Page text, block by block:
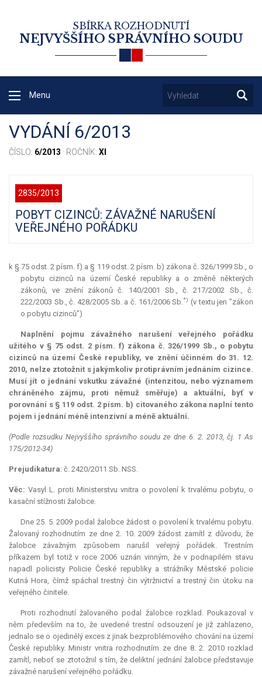
SBÍRKA ROZHODNUTÍ
NEJVYŠŠÍHO SPRÁVNÍHO SOUDU
Menu
VYDÁNÍ 6/2013
ČÍSLO: 6/2013 · ROČNÍK: XI
2835/2013
POBYT CIZINCŮ: ZÁVAŽNÉ NARUŠENÍ
VEŘEJNÉHO POŘÁDKU
k § 75 odst. 2 písm. f) a § 119 odst. 2 písm. b) zákona č. 326/1999 Sb., o
pobytu cizinců na území České republiky a o změně některých
zákonů, ve znění zákonů č. 140/2001 Sb., č. 217/2002 Sb., č.
222/2003 Sb., č. 428/2005 Sb. a č. 161/2006 Sb.*) (v textu jen "zákon
o pobytu cizinců")
Naplnění pojmu závažného narušení veřejného pořádku
užitého v § 75 odst. 2 písm. f) zákona č. 326/1999 Sb., o pobytu
cizinců na území České republiky, ve znění účinném do 31. 12.
2010, nelze ztotožnit s jakýmkoliv protiprávním jednáním cizince.
Musí jít o jednání vskutku závažné (intenzitou, nebo významem
chráněného zájmu, proti němuž směřuje) a aktuální, byť v
porovnání s § 119 odst. 2 písm. b) citovaného zákona naplní tento
pojem i jednání méně intenzivní a méně aktuální.
(Podle rozsudku Nejvyššího správního soudu ze dne 6. 2. 2013, čj. 1 As
175/2012-34)
Prejudikatura: č. 2420/2011 Sb. NSS.
Věc: Vasyl L. proti Ministerstvu vnitra o povolení k trvalému pobytu, o
kasační stížnosti žalobce.
Dne 25. 5. 2009 podal žalobce žádost o povolení k trvalému pobytu.
Žalovaný rozhodnutím ze dne 2. 10. 2009 žádost zamítl z důvodu, že
žalobce závažným způsobem narušil veřejný pořádek. Trestním
příkazem byl totiž v roce 2006 uznán vinným, že v podnapilém stavu
napadl policisty Policie České republiky a strážníky Městské policie
Kutná Hora, čímž spáchal trestný čin výtržnictví a trestný čin útoku na
veřejného činitele.
Proti rozhodnutí žalovaného podal žalobce rozklad. Poukazoval v
něm především na to, že uvedené trestní odsouzení je již zahlazeno,
jednalo se o ojedinělý excesz jinak bezproblémového chování na území
České republiky. Ministr vnitra rozhodnutím ze dne 8. 2. 2010 rozklad
zamítl, neboť se ztotožnil s tím, že deliktní jednání žalobce představuje
závažné narušení veřejného pořádku.